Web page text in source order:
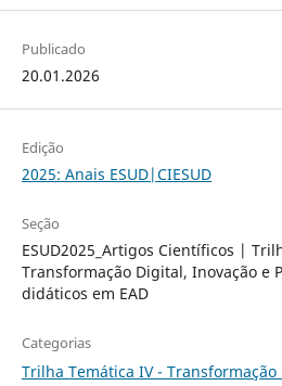
Publicado
20.01.2026
Edição
2025: Anais ESUD|CIESUD
Seção
ESUD2025_Artigos Científicos |
Transformação Digital, Inovação e
didáticos em EAD
Categorias
Trilha Temática IV -